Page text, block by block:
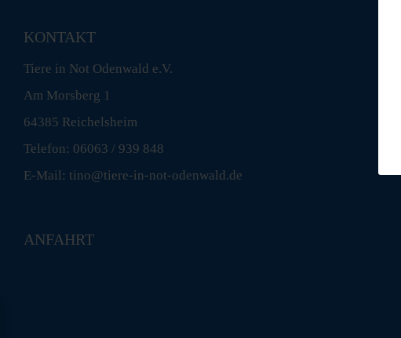
KONTAKT
Tiere in Not Odenwald e.V.
Am Morsberg 1
64385 Reichelsheim
Telefon: 06063 / 939 848
E-Mail: tino@tiere-in-not-odenwald.de
ANFAHRT